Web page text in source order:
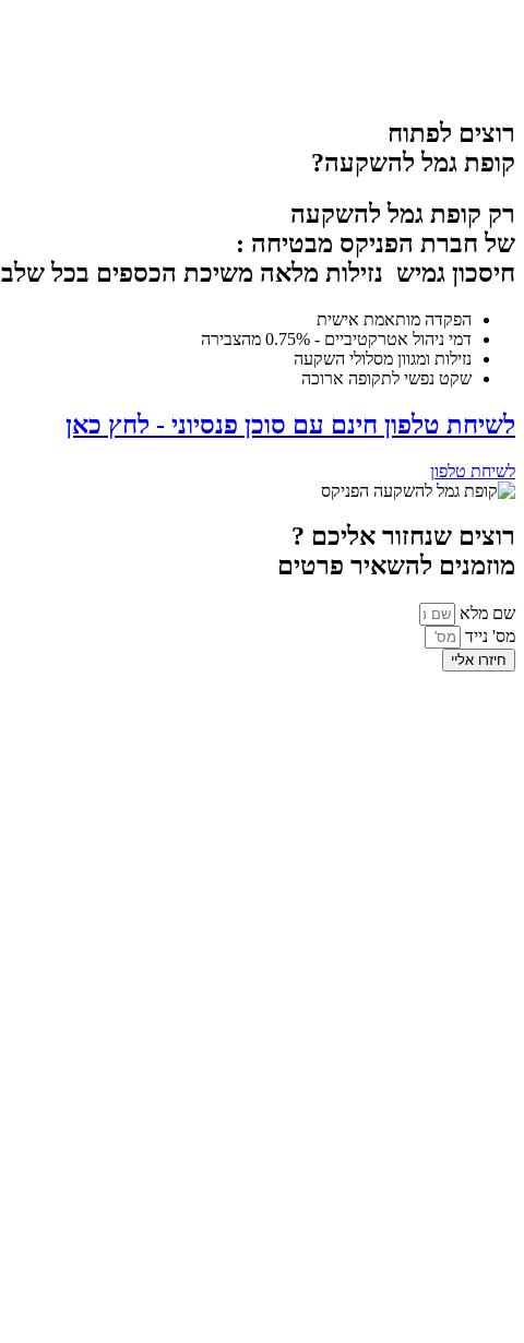
רוצים לפתוח
קופת גמל להשקעה?
רק קופת גמל להשקעה
של חברת הפניקס מבטיחה :
חיסכון גמיש נזילות מלאה משיכת הכספים בכל שלב
הפקדה מותאמת אישית
דמי ניהול אטרקטיביים - 0.75% מהצבירה
נזילות ומגוון מסלולי השקעה
שקט נפשי לתקופה ארוכה
לשיחת טלפון חינם עם סוכן פנסיוני - לחץ כאן
לשיחת טלפון
רוצים שנחזור אליכם ?
מוזמנים להשאיר פרטים
שם מלא
מס' נייד
חיזרו אליי